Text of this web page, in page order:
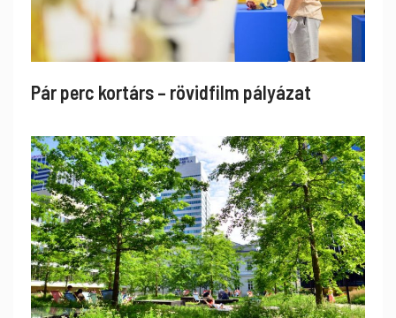
Pár perc kortárs – rövidfilm pályázat